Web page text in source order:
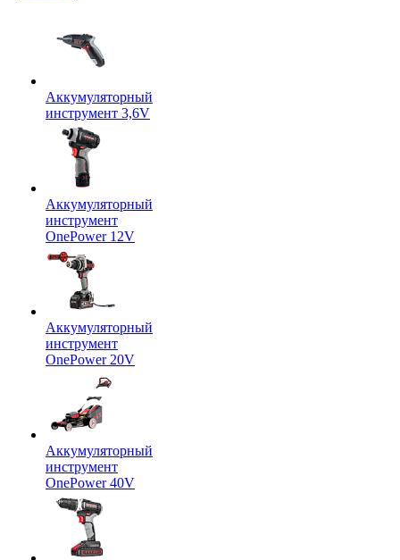
Аккумуляторный
инструмент 3,6V
Аккумуляторный
инструмент
OnePower 12V
Аккумуляторный
инструмент
OnePower 20V
Аккумуляторный
инструмент
OnePower 40V